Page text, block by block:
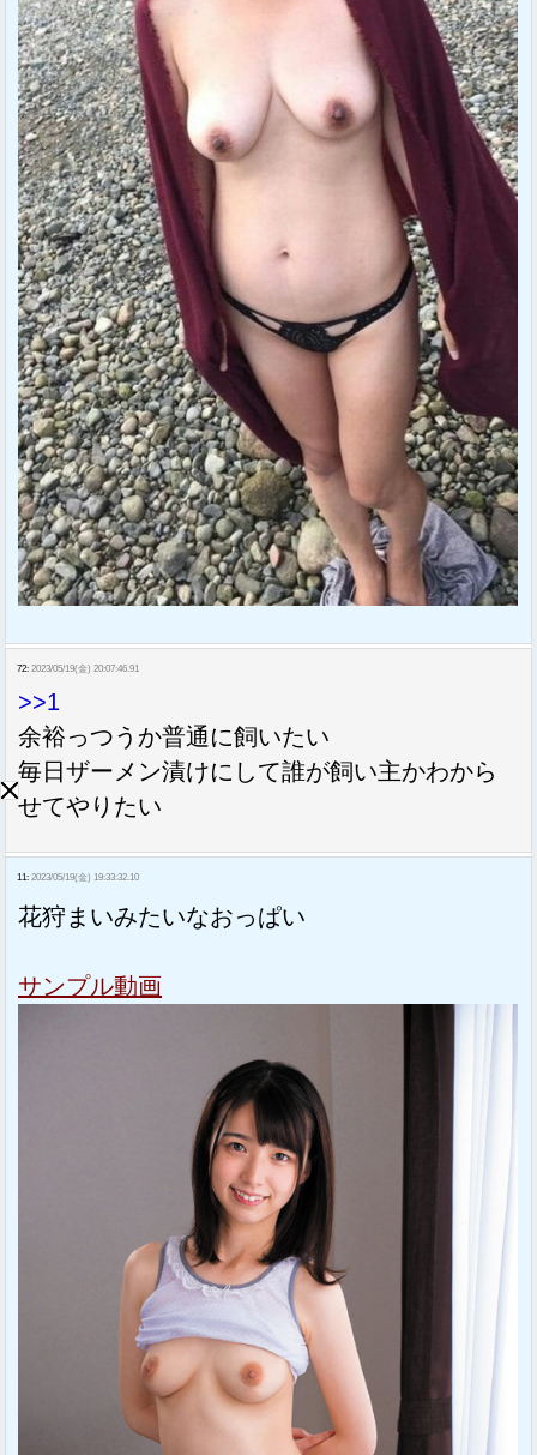
72: 2023/05/19(金) 20:07:46.91
>>1
余裕っつうか普通に飼いたい
毎日ザーメン漬けにして誰が飼い主かわから
せてやりたい
11: 2023/05/19(金) 19:33:32.10
花狩まいみたいなおっぱい
サンプル動画
Sponsored Link